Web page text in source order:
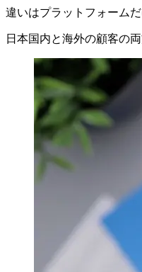
違いはプラットフォーム
日本国内と海外の顧客の